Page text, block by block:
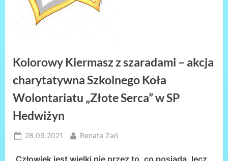
Kolorowy Kiermasz z szaradami – akcja
charytatywna Szkolnego Koła
Wolontariatu „Złote Serca” w SP
Hedwiżyn
Posted
28.09.2021 By
Renata Zań